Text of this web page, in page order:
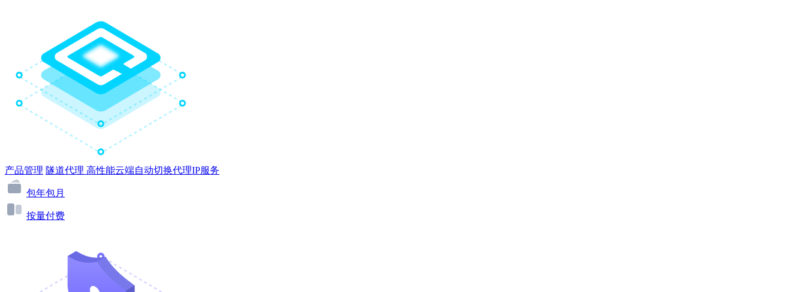
产品管理 隧道代理 高性能云端自动切换代理IP服务
包年包月
按量付费